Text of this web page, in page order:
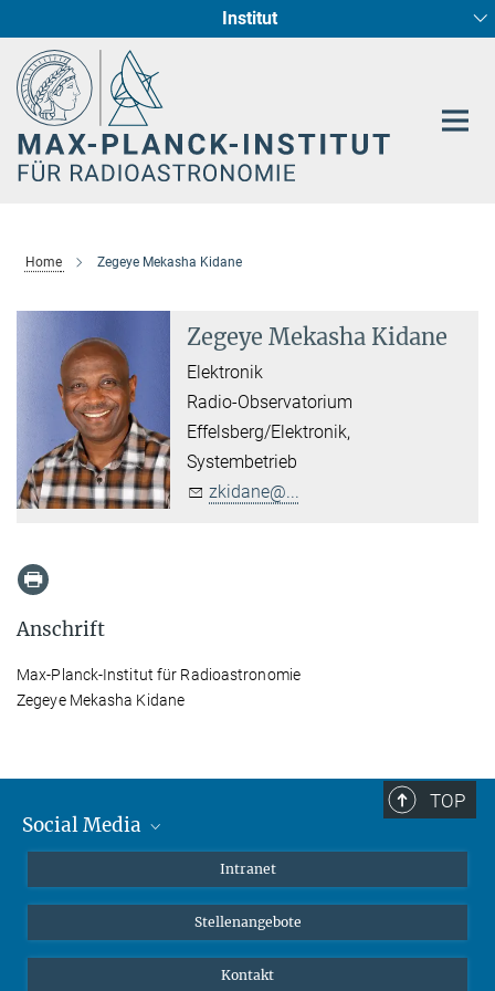
Institut
Radioastronomische Fundamentalphysik
Sternentstehung und Galaxienentwicklung
Home Zegeye Mekasha Kidane
Zegeye Mekasha Kidane
Elektronik
Radio-Observatorium
Effelsberg/Elektronik,
Systembetrieb
zkidane@...
Anschrift
Max-Planck-Institut für Radioastronomie
Zegeye Mekasha Kidane
TOP
Social Media
LinkedIn
Intranet
Stellenangebote
Kontakt